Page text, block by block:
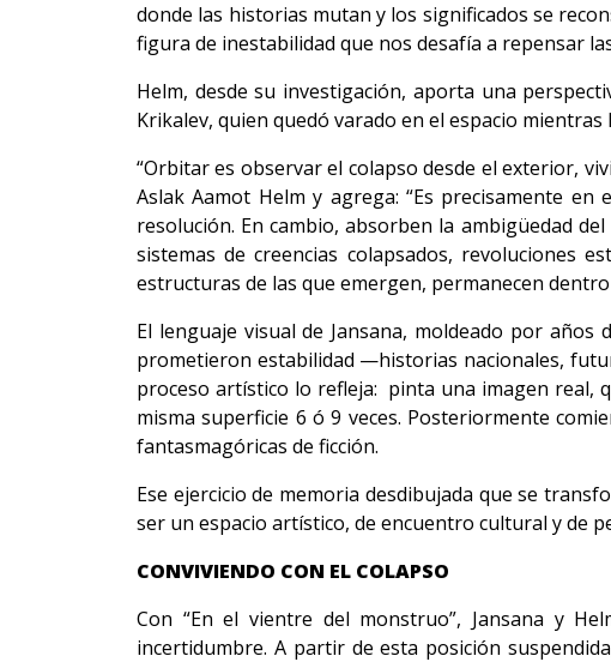
donde las historias mutan y los significados se
figura de inestabilidad que nos desafía a repensar
Helm, desde su investigación, aporta una
Krikalev, quien quedó varado en el espacio mientras
“Orbitar es observar el colapso desde el exterior,
Aslak Aamot Helm y agrega: “Es precisamente
resolución. En cambio, absorben la ambigüedad
sistemas de creencias colapsados, revoluciones
estructuras de las que emergen, permanecen
El lenguaje visual de Jansana, moldeado por
prometieron estabilidad —historias nacionales,
proceso artístico lo refleja: pinta una imagen real,
misma superficie 6 ó 9 veces. Posteriormente
fantasmagóricas de ficción.
Ese ejercicio de memoria desdibujada que se
ser un espacio artístico, de encuentro cultural y de
CONVIVIENDO CON EL COLAPSO
Con “En el vientre del monstruo”, Jansana y
incertidumbre. A partir de esta posición